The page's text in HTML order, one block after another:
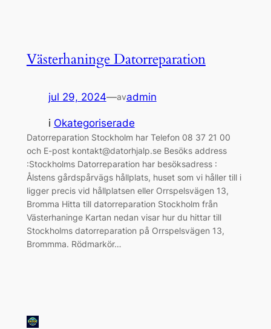
Västerhaninge Datorreparation
jul 29, 2024—avadmin
i Okategoriserade
Datorreparation Stockholm har Telefon 08 37 21 00
och E-post kontakt@datorhjalp.se Besöks address
:Stockholms Datorreparation har besöksadress :
Ålstens gårdspårvägs hållplats, huset som vi håller till i
ligger precis vid hållplatsen eller Orrspelsvägen 13,
Bromma Hitta till datorreparation Stockholm från
Västerhaninge Kartan nedan visar hur du hittar till
Stockholms datorreparation på Orrspelsvägen 13,
Brommma. Rödmarkör…